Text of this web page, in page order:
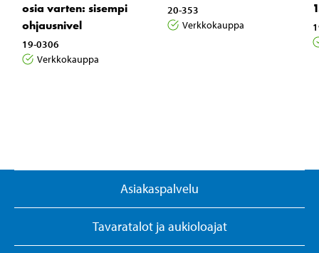
osia varten: sisempi
ohjausnivel
19-0306
Verkkokauppa
20-353
Verkkokauppa
Asiakaspalvelu
Tavaratalot ja aukioloajat